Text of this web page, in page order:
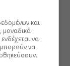
και
μοναδικά
να
να